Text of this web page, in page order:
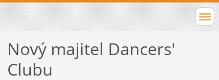
Nový majitel Dancers'
Clubu